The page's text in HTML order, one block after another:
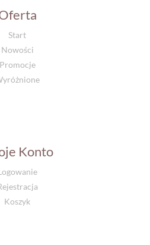
Start
Nowości
Promocje
Konto
Koszyk